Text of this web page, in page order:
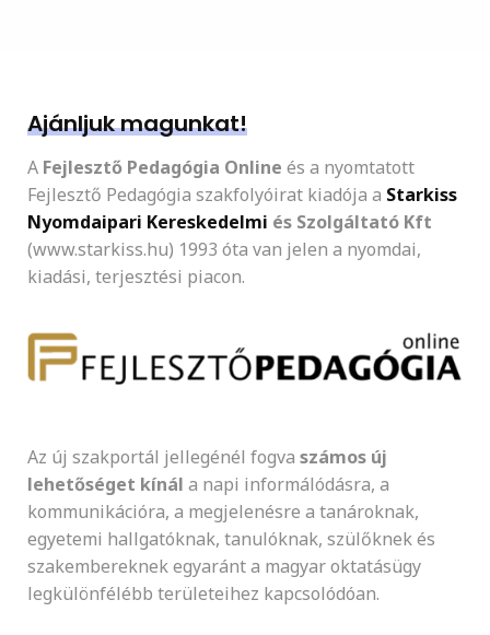
Ajánljuk magunkat!
A Fejlesztő Pedagógia Online és a nyomtatott
Fejlesztő Pedagógia szakfolyóirat kiadója a Starkiss
Nyomdaipari Kereskedelmi és Szolgáltató Kft
(www.starkiss.hu) 1993 óta van jelen a nyomdai,
kiadási, terjesztési piacon.
Az új szakportál jellegénél fogva számos új
lehetőséget kínál a napi informálódásra, a
kommunikációra, a megjelenésre a tanároknak,
egyetemi hallgatóknak, tanulóknak, szülőknek és
szakembereknek egyaránt a magyar oktatásügy
legkülönfélébb területeihez kapcsolódóan.